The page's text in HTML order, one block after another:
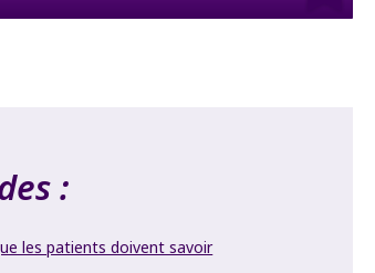
:
les patients doivent savoir